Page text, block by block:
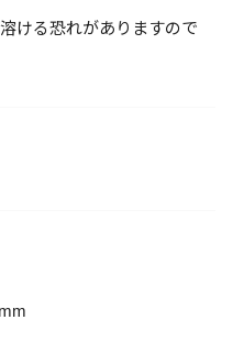
ける恐れがありますので